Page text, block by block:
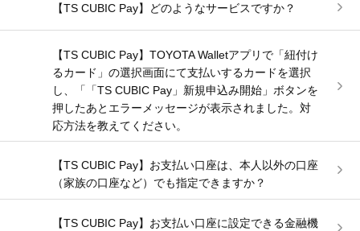
【TS CUBIC Pay】どのようなサービスですか？
【TS CUBIC Pay】TOYOTA Walletアプリで「紐付け
るカード」の選択画面にて支払いするカードを選択
し、「「TS CUBIC Pay」新規申込み開始」ボタンを
押したあとエラーメッセージが表示されました。対
応方法を教えてください。
【TS CUBIC Pay】お支払い口座は、本人以外の口座
（家族の口座など）でも指定できますか？
【TS CUBIC Pay】お支払い口座に設定できる金融機